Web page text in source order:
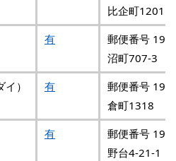
比企町1201
有
郵便番号
沼町707-3
）
有
郵便番号
倉町1318
有
郵便番号
野台4-21-1